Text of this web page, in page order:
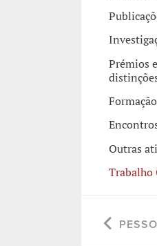
Prémios
Outras
Trabalho